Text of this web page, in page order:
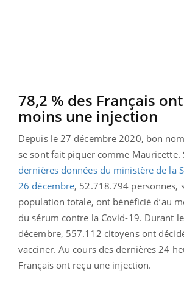
78,2 % des Français
moins une injection
Depuis le 27 décembre 2020, bon
se sont fait piquer comme Mauricette.
dernières données du ministère de la
26 décembre, 52.718.794 personnes,
population totale, ont bénéficié d’au
du sérum contre la Covid-19. Durant
décembre, 557.112 citoyens ont
vacciner. Au cours des dernières 24
Français ont reçu une injection.